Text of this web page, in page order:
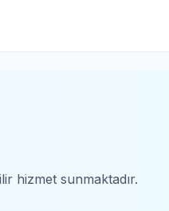
hizmet sunmaktadır.